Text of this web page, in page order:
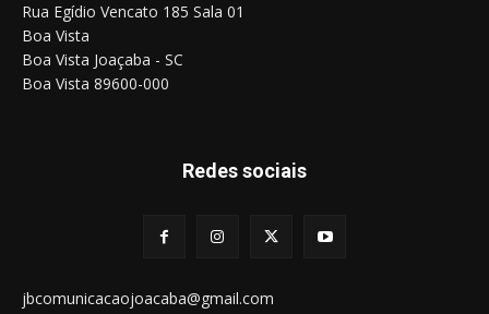
Rua Egídio Vencato 185 Sala 01
Boa Vista
Boa Vista Joaçaba - SC
Boa Vista 89600-000
Redes sociais
jbcomunicacaojoacaba@gmail.com